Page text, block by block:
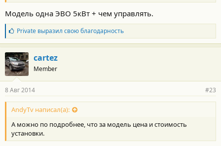
Модель одна ЭВО 5кВт + чем управлять.
Б
л
а
г
о
д
а
н
о
с
и
:
Privateвыразил свою благодарность
cartez
Member
8 Авг 2014 #23
AndyTv написал(а):
А можно по подробнее, что за модель цена и стоимость
установки.